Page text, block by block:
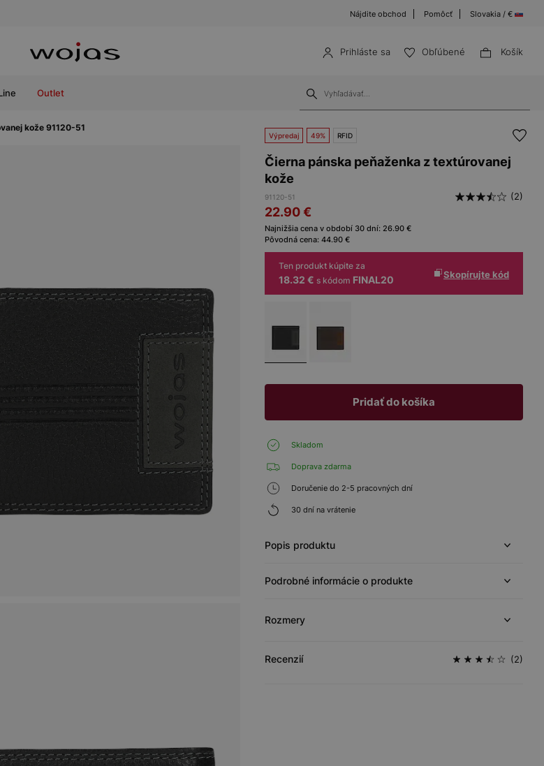
Nájdite obchod Pomôcť Slovakia / €
Prihláste sa Obľúbené Košík
Outlet
kože 91120-51
Výpredaj 49% RFID
Čierna pánska peňaženka z textúrovanej
kože
91120-51 (2)
22.90€
Najnižšia cena v období 30 dní: 26.90 €
Pôvodná cena: 44.90 €
Ten produkt kúpite za
18.32 € s kódom FINAL20 Skopírujte kód
Pridať do košíka
Skladom
Doprava zdarma
Doručenie do 2-5 pracovných dní
30 dní na vrátenie
Popis produktu
Podrobné informácie o produkte
Rozmery
Recenzií (2)